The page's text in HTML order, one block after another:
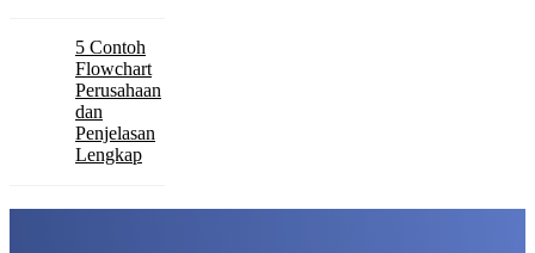
5 Contoh
Flowchart
Perusahaan
dan
Penjelasan
Lengkap